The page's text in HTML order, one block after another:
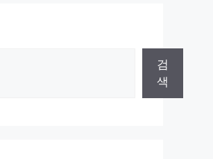
검
색